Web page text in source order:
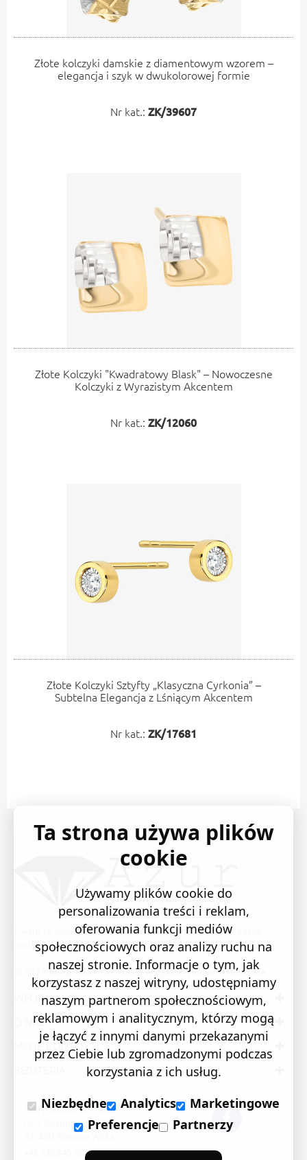
Złote kolczyki damskie z diamentowym wzorem –
elegancja i szyk w dwukolorowej formie
Nr kat.: ZK/39607
Złote Kolczyki "Kwadratowy Blask" – Nowoczesne
Kolczyki z Wyrazistym Akcentem
Nr kat.: ZK/12060
Złote Kolczyki Sztyfty „Klasyczna Cyrkonia” –
Subtelna Elegancja z Lśniącym Akcentem
Nr kat.: ZK/17681
E-Azur to świetne i sprawdzone miejsce na zakupy. W każdy
produkt wkładamy swoją pasję i serce.
© 2023 Sklep Jubilerski AZUR. Wszystkie prawa zastrzeżone
INFORMACJE
O NAS
MOJE KONTO
Sklep Jubilerski "AZUR"
ul. 1 Sierpnia 24/105
37-450 Stalowa Wola
+48 730 840 357
Ta strona używa plików
cookie
Używamy plików cookie do
personalizowania treści i reklam,
oferowania funkcji mediów
społecznościowych oraz analizy ruchu na
naszej stronie. Informacje o tym, jak
korzystasz z naszej witryny, udostępniamy
naszym partnerom społecznościowym,
reklamowym i analitycznym, którzy mogą
je łączyć z innymi danymi przekazanymi
przez Ciebie lub zgromadzonymi podczas
korzystania z ich usług.
Niezbędne
Analytics
Marketingowe
Preferencje
Partnerzy